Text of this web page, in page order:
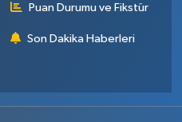
Puan Durumu ve Fikstür
Son Dakika Haberleri